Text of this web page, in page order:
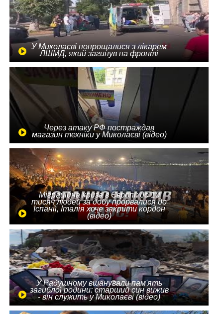
У Миколаєві попрощалися з лікарем
ЛШМД, який загинув на фронті
Через атаку РФ постраждав
магазин техніки у Миколаєві (відео)
Міграційна криза в Європі: до 10
тисяч людей за добу прорвалися до
Іспанії, Італія хоче закрити кордон
(відео)
У Радушному вшанували пам'ять
загиблої родини: старший син вижив
- він служить у Миколаєві (відео)